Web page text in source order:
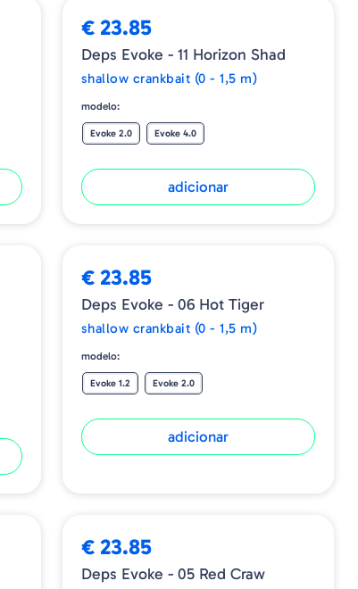
€ 23.85
Deps Evoke - 11 Horizon Shad
shallow crankbait (0 - 1,5 m)
modelo:
Evoke 2.0 Evoke 4.0
adicionar
€ 23.85
Deps Evoke - 06 Hot Tiger
shallow crankbait (0 - 1,5 m)
modelo:
Evoke 1.2 Evoke 2.0
adicionar
€ 23.85
Deps Evoke - 05 Red Craw